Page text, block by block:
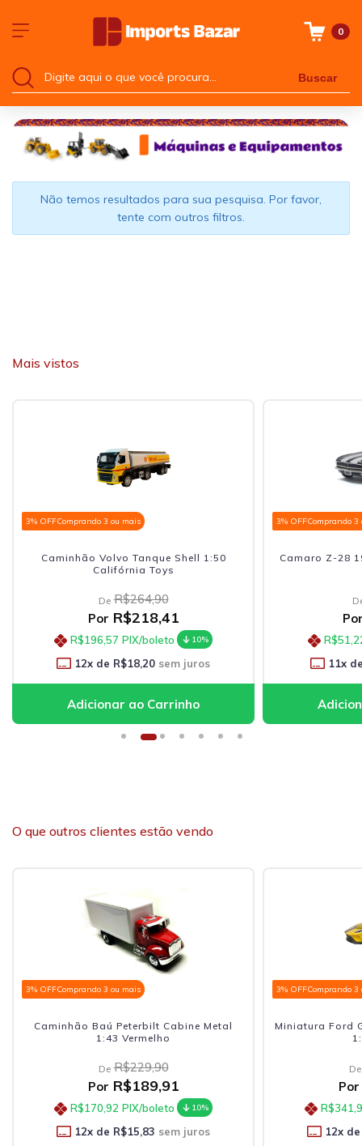
0
Buscar
Não temos resultados para sua pesquisa. Por favor,
tente com outros filtros.
Mais vistos
3% OFFComprando 3 ou mais
Caminhão Volvo Tanque Shell 1:50
Califórnia Toys
De R$264,90
Por R$218,41
R$196,57 PIX/boleto 10%
12x de R$18,20 sem juros
3% OFFComprando 3
Camaro Z-28
11x
O que outros clientes estão vendo
3% OFFComprando 3 ou mais
Caminhão Baú Peterbilt Cabine Metal
1:43 Vermelho
De R$229,90
Por R$189,91
R$170,92 PIX/boleto 10%
12x de R$15,83 sem juros
3% OFFComprando 3
Miniatura Ford
De
Por
12x de